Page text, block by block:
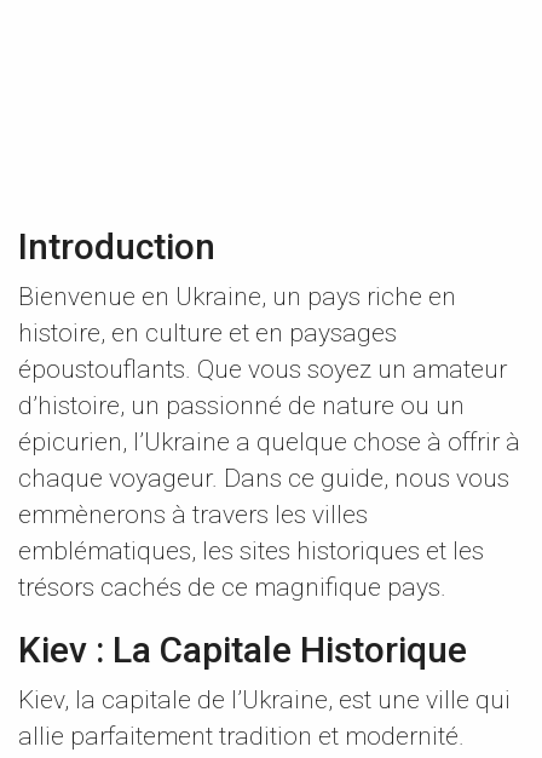
Introduction
Bienvenue en Ukraine, un pays riche en
histoire, en culture et en paysages
époustouflants. Que vous soyez un amateur
d’histoire, un passionné de nature ou un
épicurien, l’Ukraine a quelque chose à offrir à
chaque voyageur. Dans ce guide, nous vous
emmènerons à travers les villes
emblématiques, les sites historiques et les
trésors cachés de ce magnifique pays.
Kiev : La Capitale Historique
Kiev, la capitale de l’Ukraine, est une ville qui
allie parfaitement tradition et modernité.